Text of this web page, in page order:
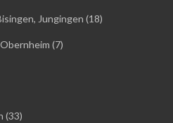
Jungingen (18)
(7)
(33)